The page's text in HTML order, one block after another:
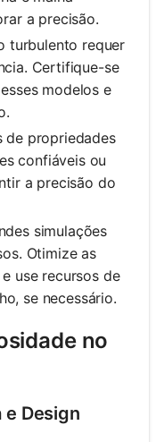
a precisão.
turbulento requer
Certifique-se
modelos e
de propriedades
confiáveis ou
a precisão do
simulações
Otimize as
use recursos de
se necessário.
no
e Design